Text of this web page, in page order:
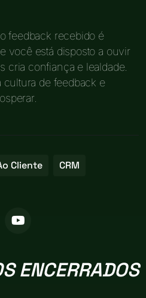
feedback recebido é
você está disposto a ouvir
cria confiança e lealdade.
cultura de feedback e
Cliente
CRM
ENCERRADOS